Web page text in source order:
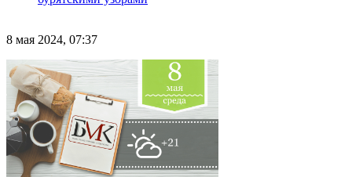
8 мая 2024, 07:37